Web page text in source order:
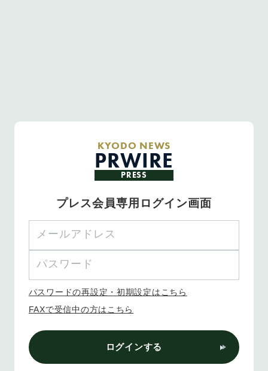
KYODO NEWS
PRWIRE
PRESS
プレス会員専用ログイン画面
パスワードの再設定・初期設定はこちら
FAXで受信中の方はこちら
ログインする